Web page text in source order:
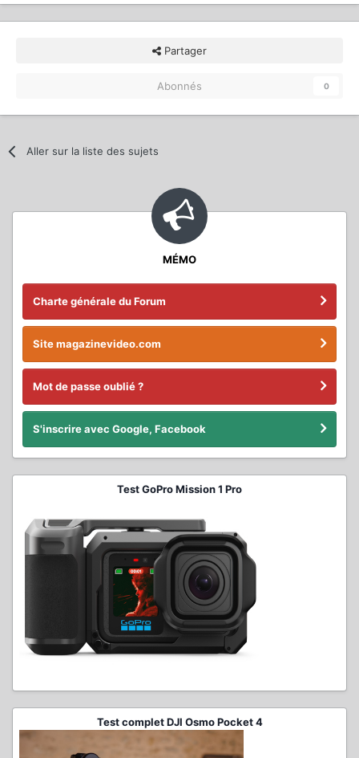
Partager
Abonnés 0
Aller sur la liste des sujets
MÉMO
Charte générale du Forum
Site magazinevideo.com
Mot de passe oublié ?
S'inscrire avec Google, Facebook
Test GoPro Mission 1 Pro
Test complet DJI Osmo Pocket 4